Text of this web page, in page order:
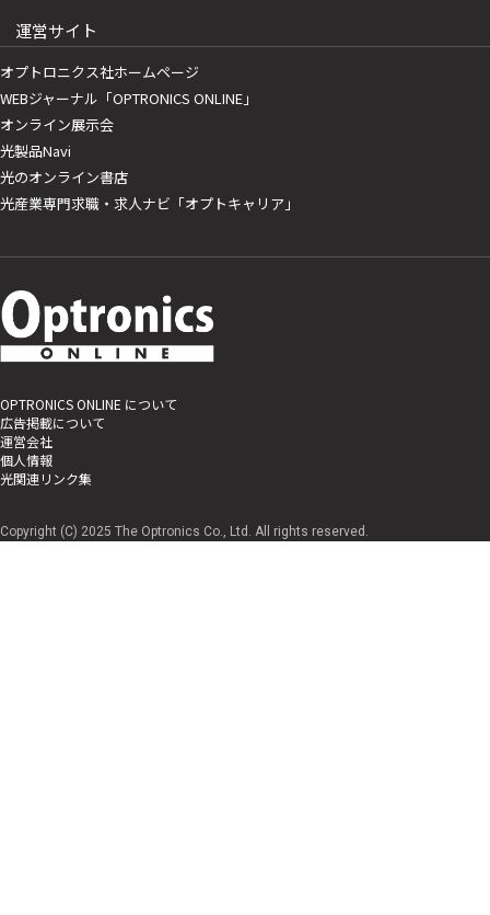
運営サイト
オプトロニクス社ホームページ
WEBジャーナル「OPTRONICS ONLINE」
オンライン展示会
光製品Navi
光のオンライン書店
光産業専門求職・求人ナビ「オプトキャリア」
OPTRONICS ONLINE について
広告掲載について
運営会社
個人情報
光関連リンク集
Copyright (C) 2025 The Optronics Co., Ltd. All rights reserved.